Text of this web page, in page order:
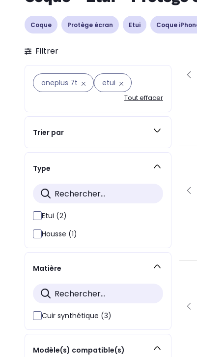
Coque Protège écran Etui Coque
Filtrer
oneplus 7t etui
Tout effacer
Trier par
Type
Etui (2)
Housse (1)
Matière
Cuir synthétique (3)
Modèle(s) compatible(s)